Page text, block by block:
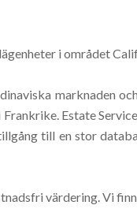
i området
Estate
till en stor
värdering. Vi